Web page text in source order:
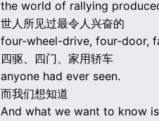
the world of rallying
世人所见过最令人兴奋的
four-wheel-drive, four-door,
四驱、四门、家用轿车
anyone had ever seen.
而我们想知道
And what we want to know